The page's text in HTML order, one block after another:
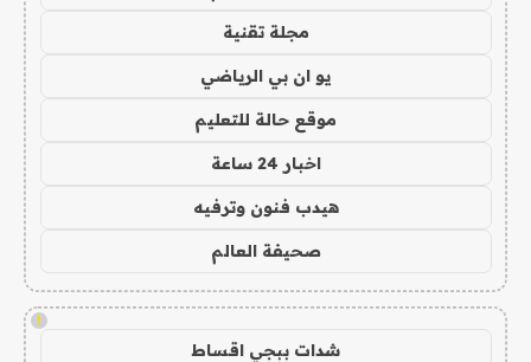
مجلة تقنية
يو ان بي الرياضي
موقع حالة للتعليم
اخبار 24 ساعة
هيدب فنون وترفيه
صحيفة العالم
!
شدات ببجي اقساط